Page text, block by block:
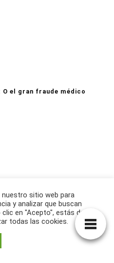
el gran fraude médico
para padres
sitio web para
y analizar que buscan
en "Acepto", estás dando
todas las cookies.